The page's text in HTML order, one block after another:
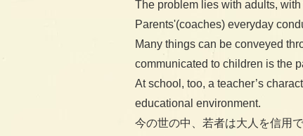
The problem lies with adults,
Parents'(coaches) everyday
Many things can be conveyed
communicated to children is the
At school, too, a teacher’s
educational environment.
今の世の中、若者は大人を信用